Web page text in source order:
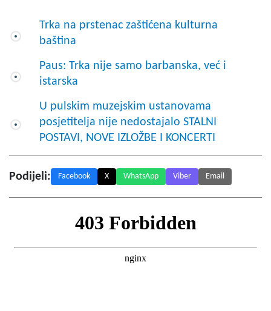
Trka na prstenac zaštićena kulturna
baština
Paus: Trka nije samo barbanska, već i
istarska
U pulskim muzejskim ustanovama
posjetitelja nije nedostajalo STALNI
POSTAVI, NOVE IZLOŽBE I KONCERTI
Podijeli: Facebook X WhatsApp Viber Email